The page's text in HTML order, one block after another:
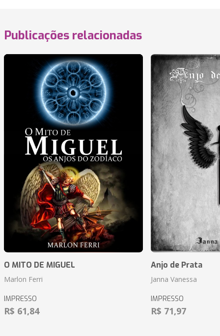
Publicações relacionadas
O MITO DE MIGUEL
Marlon Ferri
IMPRESSO
R$ 61,84
Anjo de Prata
Janna Vanessa
IMPRESSO
R$ 71,97